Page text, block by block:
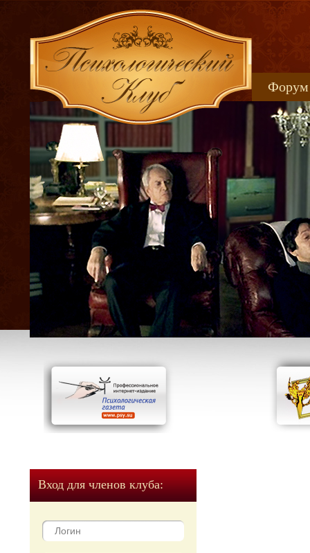
Форум
Вход для членов клуба: